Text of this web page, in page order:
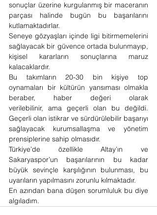
sonuçlar üzerine kurgulanmış bir maceranın
parçası halinde bugün bu başarılarını
kutlamaktadırlar.
Seneye gözyaşları içinde ligi bitirmemelerini
sağlayacak bir güvence ortada bulunmayıp,
kişisel kararların sonuçlarına maruz
kalacaklardır.
Bu takımların 20-30 bin kişiye top
oynamaları bir kültürün yansıması olmakla
beraber, haber değeri olarak
verilebilinir, ama geçerli olan bu değildi.
Geçerli olan istikrar ve sürdürülebilir başarıyı
sağlayacak kurumsallaşma ve yönetim
prensiplerine sahip olmasıdır.
Türkiye’de özellikle Altay’ın ve
Sakaryaspor’un başarılarının bu kadar
büyük sevinçle karşılığının bulunması, bu
uyarıların yapılmasını zorunlu kılmaktadır.
En azından bana düşen sorumluluk bu diye
algıladım.